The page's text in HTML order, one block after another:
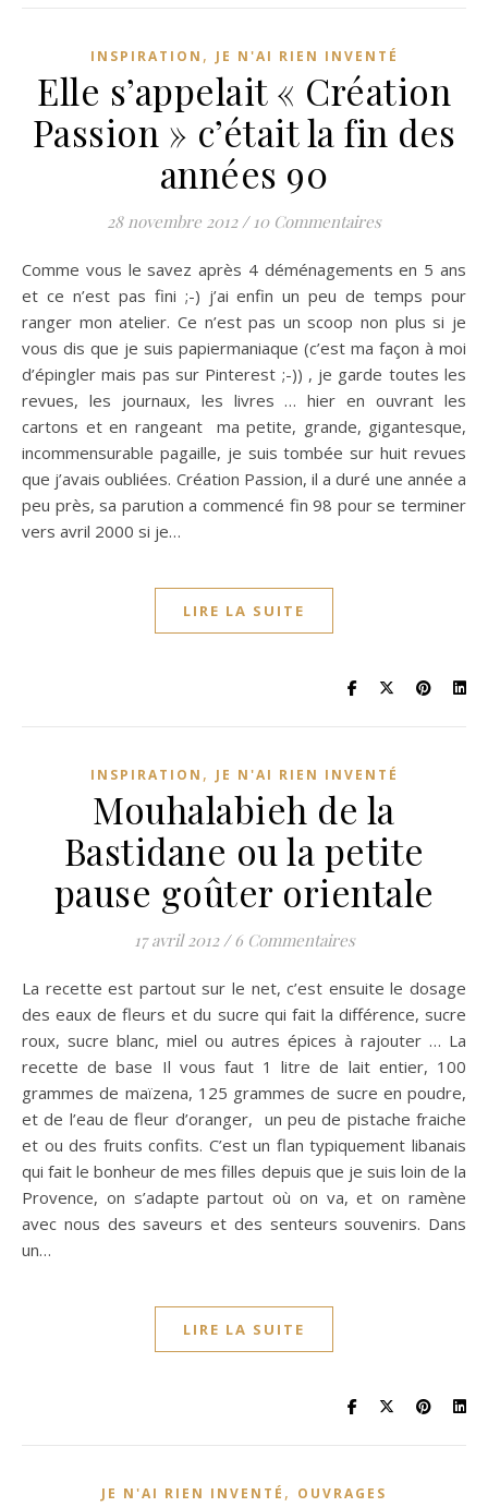
INSPIRATION , JE N'AI RIEN INVENTÉ
Elle s’appelait « Création
Passion » c’était la fin des
années 90
28 novembre 2012 / 10 Commentaires
Comme vous le savez après 4 déménagements en 5 ans
et ce n’est pas fini ;-) j’ai enfin un peu de temps pour
ranger mon atelier. Ce n’est pas un scoop non plus si je
vous dis que je suis papiermaniaque (c’est ma façon à moi
d’épingler mais pas sur Pinterest ;-)) , je garde toutes les
revues, les journaux, les livres … hier en ouvrant les
cartons et en rangeant ma petite, grande, gigantesque,
incommensurable pagaille, je suis tombée sur huit revues
que j’avais oubliées. Création Passion, il a duré une année a
peu près, sa parution a commencé fin 98 pour se terminer
vers avril 2000 si je…
LIRE LA SUITE
INSPIRATION , JE N'AI RIEN INVENTÉ
Mouhalabieh de la
Bastidane ou la petite
pause goûter orientale
17 avril 2012 / 6 Commentaires
La recette est partout sur le net, c’est ensuite le dosage
des eaux de fleurs et du sucre qui fait la différence, sucre
roux, sucre blanc, miel ou autres épices à rajouter … La
recette de base Il vous faut 1 litre de lait entier, 100
grammes de maïzena, 125 grammes de sucre en poudre,
et de l’eau de fleur d’oranger, un peu de pistache fraiche
et ou des fruits confits. C’est un flan typiquement libanais
qui fait le bonheur de mes filles depuis que je suis loin de la
Provence, on s’adapte partout où on va, et on ramène
avec nous des saveurs et des senteurs souvenirs. Dans
un…
LIRE LA SUITE
JE N'AI RIEN INVENTÉ , OUVRAGES